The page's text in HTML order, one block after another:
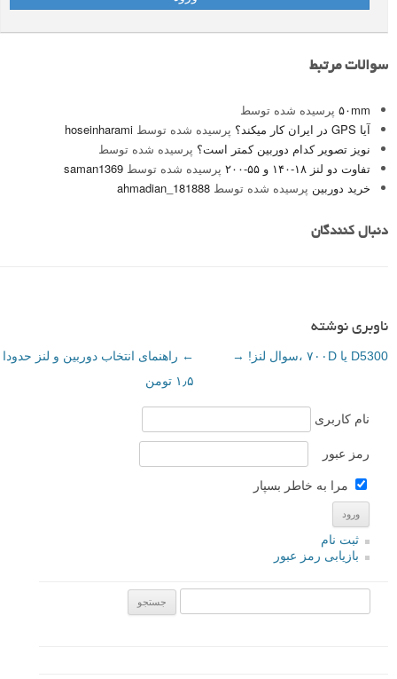
سوالات مرتبط
۵۰mm پرسیده شده توسط
آیا GPS در ایران کار میکند؟
پرسیده شده توسط hoseinharami
نویز تصویر کدام دوربین کمتر است؟ پرسیده شده توسط
تفاوت دو لنز ۱۸-۱۴۰ و ۵۵-۲۰۰
پرسیده شده توسط saman1369
خرید دوربین پرسیده شده توسط ahmadian_181888
دنبال کنندگان
ناوبری نوشته
← راهنمای انتخاب دوربین و لنز حدودا
۱٫۵ تومن
D5300 یا ۷۰۰D ،سوال لنز! →
نام کاربری
رمز عبور
مرا به خاطر بسپار
ثبت نام
بازیابی رمز عبور